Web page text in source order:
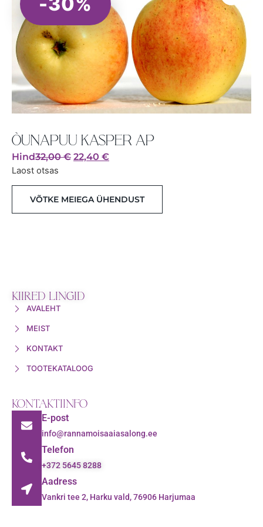
ÕUNAPUU KASPER AP
Hind32,00€ 22,40 €
Laost otsas
VÕTKE MEIEGA ÜHENDUST
KIIRED LINGID
AVALEHT
MEIST
KONTAKT
TOOTEKATALOOG
KONTAKTIINFO
E-post
info@rannamoisaaiasalong.ee
Telefon
+372 5645 8288
Aadress
Vankri tee 2, Harku vald, 76906 Harjumaa